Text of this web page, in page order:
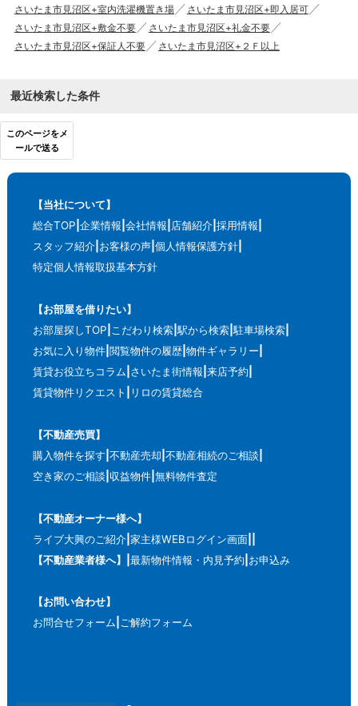
さいたま市見沼区+室内洗濯機置き場
さいたま市見沼区+即入居可
さいたま市見沼区+敷金不要
さいたま市見沼区+礼金不要
さいたま市見沼区+保証人不要
さいたま市見沼区+２Ｆ以上
最近検索した条件
このページをメ
ールで送る
【当社について】
総合TOP 企業情報 会社情報 店舗紹介 採用情報
スタッフ紹介 お客様の声 個人情報保護方針
特定個人情報取扱基本方針
【お部屋を借りたい】
お部屋探しTOP こだわり検索 駅から検索 駐車場検索
お気に入り物件 閲覧物件の履歴 物件ギャラリー
賃貸お役立ちコラム さいたま街情報 来店予約
賃貸物件リクエスト
リロの賃貸総合
【不動産売買】
購入物件を探す 不動産売却 不動産相続のご相談
空き家のご相談 収益物件 無料物件査定
【不動産オーナー様へ】
ライブ大興のご紹介 家主様WEBログイン画面
【不動産業者様へ】
最新物件情報・内見予約 お申込み
【お問い合わせ】
お問合せフォーム ご解約フォーム